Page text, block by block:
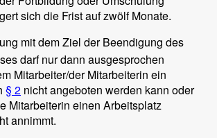
sich die Frist auf zwölf Monate.
mit dem Ziel der Beendigung des
darf nur dann ausgesprochen
Mitarbeiter/der Mitarbeiterin ein
§ 2 nicht angeboten werden kann oder
Mitarbeiterin einen Arbeitsplatz
annimmt.